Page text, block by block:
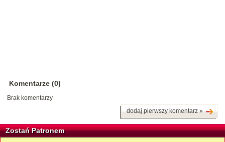
Komentarze (0)
Brak komentarzy
dodaj pierwszy komentarz »
Zostań Patronem